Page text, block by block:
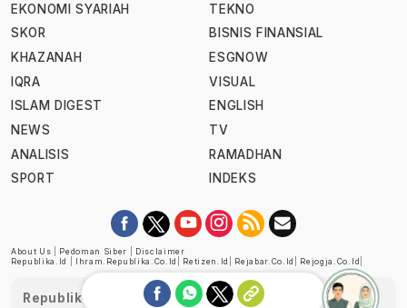
EKONOMI SYARIAH
SKOR
KHAZANAH
IQRA
ISLAM DIGEST
NEWS
ANALISIS
SPORT
TEKNO
BISNIS FINANSIAL
ESGNOW
VISUAL
ENGLISH
TV
RAMADHAN
INDEKS
About Us Pedoman Siber
Disclaimer
Republika.id
Ihram.republika.co.id Retizen.id Rejabar.co.id Rejogja.co.id
Republika telah diverifikasi oleh Dewan Pers